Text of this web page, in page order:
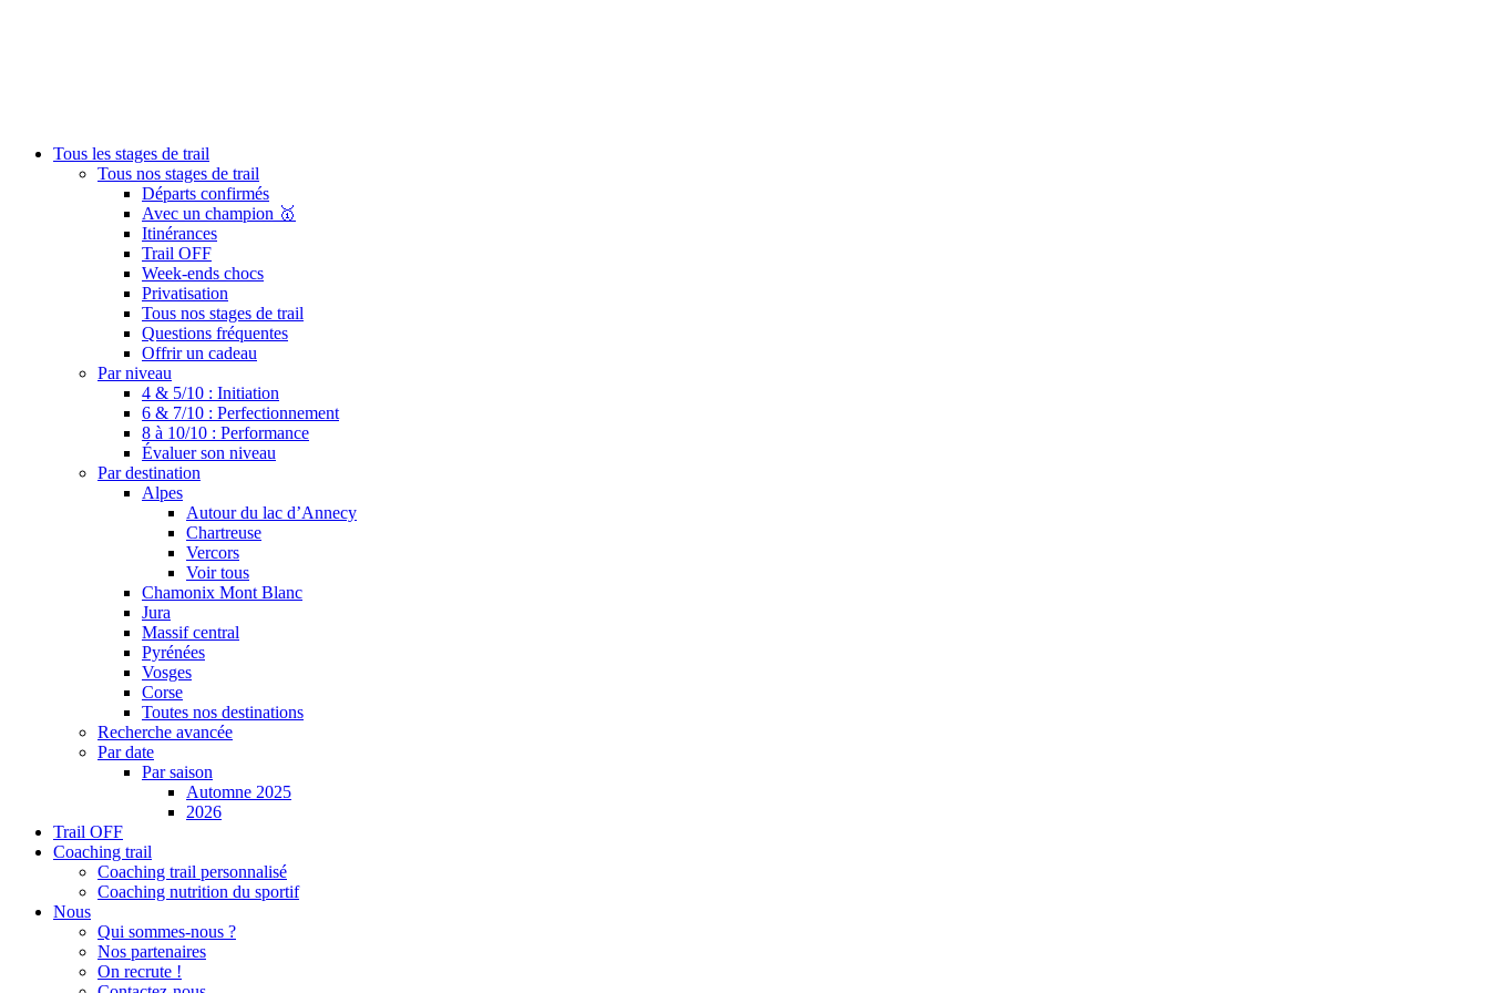
Tous les stages de trail
Tous nos stages de trail
Départs confirmés
Avec un champion 🥇
Itinérances
Trail OFF
Week-ends chocs
Privatisation
Tous nos stages de trail
Questions fréquentes
Offrir un cadeau
Par niveau
4 & 5/10 : Initiation
6 & 7/10 : Perfectionnement
8 à 10/10 : Performance
Évaluer son niveau
Par destination
Alpes
Autour du lac d’Annecy
Chartreuse
Vercors
Voir tous
Chamonix Mont Blanc
Jura
Massif central
Pyrénées
Vosges
Corse
Toutes nos destinations
Recherche avancée
Par date
Par saison
Automne 2025
2026
Trail OFF
Coaching trail
Coaching trail personnalisé
Coaching nutrition du sportif
Nous
Qui sommes-nous ?
Nos partenaires
On recrute !